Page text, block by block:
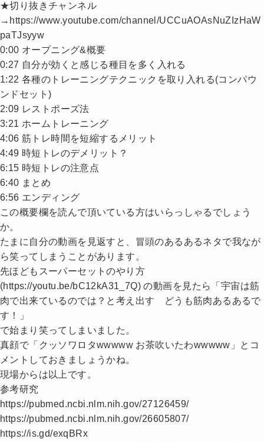
★切り抜きチャンネル
→https://www.youtube.com/channel/UCCuAOAsNuZIzHaW
paTJsyyw
0:00 オープニング&概要
0:27 自分が効くと感じる種目を多く入れる
1:22 各種のトレーニングテクニックを取り入れる(コンパウ
ンドセット)
2:09 レストポーズ法
3:21 ホームトレーニング
4:06 筋トレ時間を短縮するメリット
4:49 時短トレのデメリット？
6:15 時短トレの注意点
6:40 まとめ
6:56 エンディング
この概要欄を読んで頂いている方はいらっしゃるでしょう
か。
たまに自分の動画を見返すと、冒頭のあるあるネタで我なが
ら笑ってしまうことがあります。
先ほどもスーパーセットのやり方
(https://youtu.be/bC12kA31_7Q) の動画を見たら「宇宙は筋
肉で出来ているのでは？と考え出す どうも筋肉あるあるで
す！」
で始まり笑ってしまいました。
真顔で「クッソワロタwwwww お茶吹いたわwwwww」とコ
メントしておきましょうかね。
現場からは以上です。
参考研究
https://pubmed.ncbi.nlm.nih.gov/27126459/
https://pubmed.ncbi.nlm.nih.gov/26605807/
https://is.gd/exqBRx